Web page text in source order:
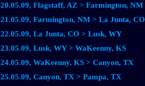
20.05.09, Flagstaff, AZ > Farmington, NM
21.05.09, Farmington, NM > La Junta, CO
22.05.09, La Junta, CO > Lusk, WY
23.05.09, Lusk, WY > WaKeenny, KS
24.05.09, WaKeenny, KS > Canyon, TX
25.05.09, Canyon, TX > Pampa, TX